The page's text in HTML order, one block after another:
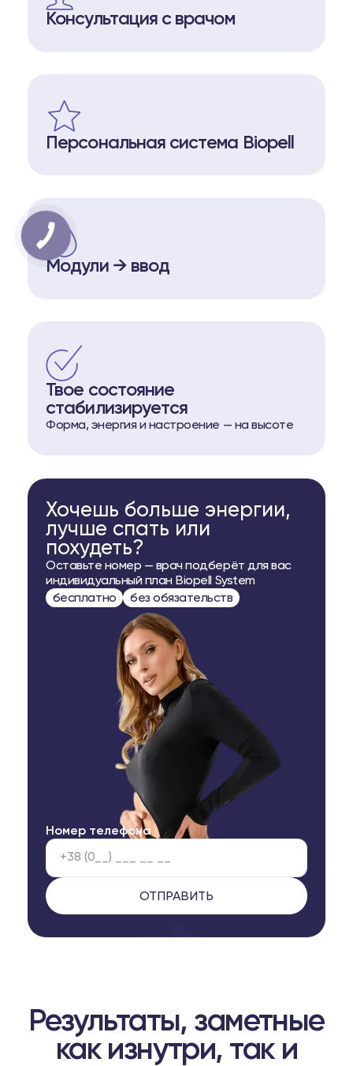
Консультация с врачом
Персональная система Biopell
Модули → ввод
Твое состояние
стабилизируется
Форма, энергия и настроение — на высоте
Хочешь больше энергии,
лучше спать или
похудеть?
Оставьте номер — врач подберёт для вас
индивидуальный план Biopell System
бесплатно
без обязательств
Номер телефона
Результаты, заметные
как изнутри, так и